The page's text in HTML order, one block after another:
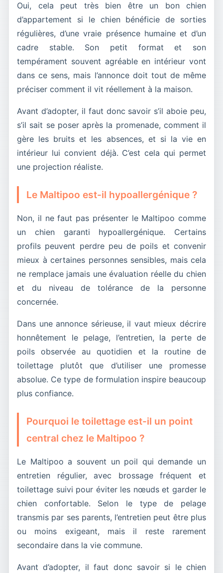
Oui, cela peut très bien être un bon chien
d’appartement si le chien bénéficie de sorties
régulières, d’une vraie présence humaine et d’un
cadre stable. Son petit format et son
tempérament souvent agréable en intérieur vont
dans ce sens, mais l’annonce doit tout de même
préciser comment il vit réellement à la maison.
Avant d’adopter, il faut donc savoir s’il aboie peu,
s’il sait se poser après la promenade, comment il
gère les bruits et les absences, et si la vie en
intérieur lui convient déjà. C’est cela qui permet
une projection réaliste.
Le Maltipoo est-il hypoallergénique ?
Non, il ne faut pas présenter le Maltipoo comme
un chien garanti hypoallergénique. Certains
profils peuvent perdre peu de poils et convenir
mieux à certaines personnes sensibles, mais cela
ne remplace jamais une évaluation réelle du chien
et du niveau de tolérance de la personne
concernée.
Dans une annonce sérieuse, il vaut mieux décrire
honnêtement le pelage, l’entretien, la perte de
poils observée au quotidien et la routine de
toilettage plutôt que d’utiliser une promesse
absolue. Ce type de formulation inspire beaucoup
plus confiance.
Pourquoi le toilettage est-il un point
central chez le Maltipoo ?
Le Maltipoo a souvent un poil qui demande un
entretien régulier, avec brossage fréquent et
toilettage suivi pour éviter les nœuds et garder le
chien confortable. Selon le type de pelage
transmis par ses parents, l’entretien peut être plus
ou moins exigeant, mais il reste rarement
secondaire dans la vie commune.
Avant d’adopter, il faut donc savoir si le chien